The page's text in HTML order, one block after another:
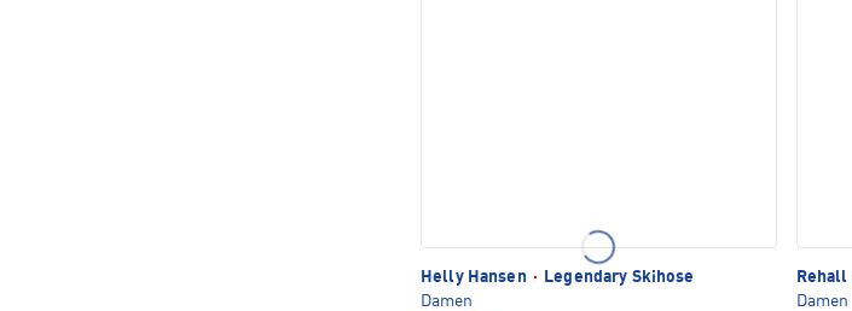
Helly Hansen ·
Legendary Skihose
Damen
Rehall
Damen